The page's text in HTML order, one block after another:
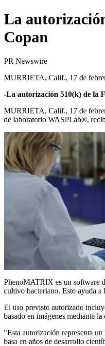
La
Copan
PR Newswire
MURRIETA, Calif., 17 de
-La autorización 510(k) de la
MURRIETA, Calif., 17 de
de laboratorio WASPLab®,
PhenoMATRIX es un software
cultivo bacteriano. Esto ayuda a
El uso previsto autorizado
basado en imágenes mediante
"Esta autorización representa
basa en años de desarrollo